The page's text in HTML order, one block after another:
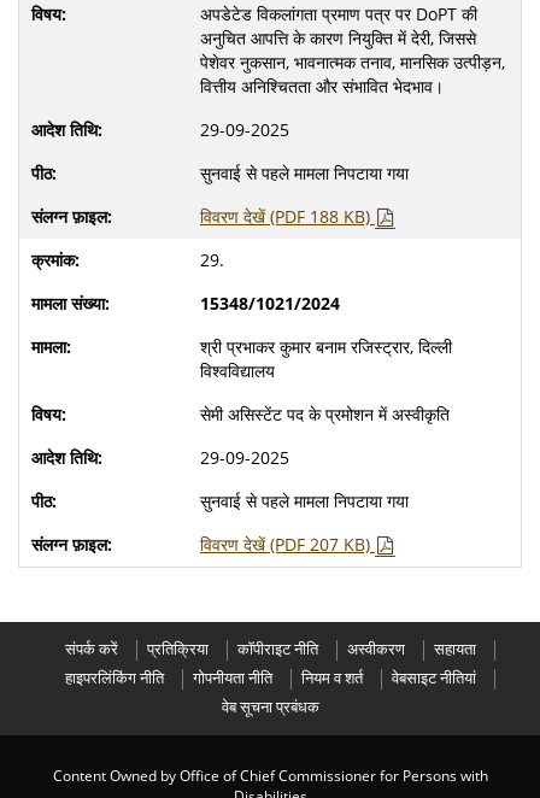
अपडेटेड विकलांगता प्रमाण पत्र पर DoPT की
अनुचित आपत्ति के कारण नियुक्ति में देरी, जिससे
पेशेवर नुकसान, भावनात्मक तनाव, मानसिक उत्पीड़न,
वित्तीय अनिश्चितता और संभावित भेदभाव।
29-09-2025
सुनवाई से पहले मामला निपटाया गया
विवरण देखें (PDF 188 KB)
29.
15348/1021/2024
श्री प्रभाकर कुमार बनाम रजिस्ट्रार, दिल्ली
विश्वविद्यालय
सेमी असिस्टेंट पद के प्रमोशन में अस्वीकृति
29-09-2025
सुनवाई से पहले मामला निपटाया गया
विवरण देखें (PDF 207 KB)
संपर्क करें प्रतिक्रिया कॉपीराइट नीति अस्वीकरण
सहायता
हाइपरलिंकिंग नीति
गोपनीयता नीति नियम व शर्त
वेबसाइट नीतियां
वेब सूचना प्रबंधक
Content Owned by Office of Chief Commissioner for Persons with